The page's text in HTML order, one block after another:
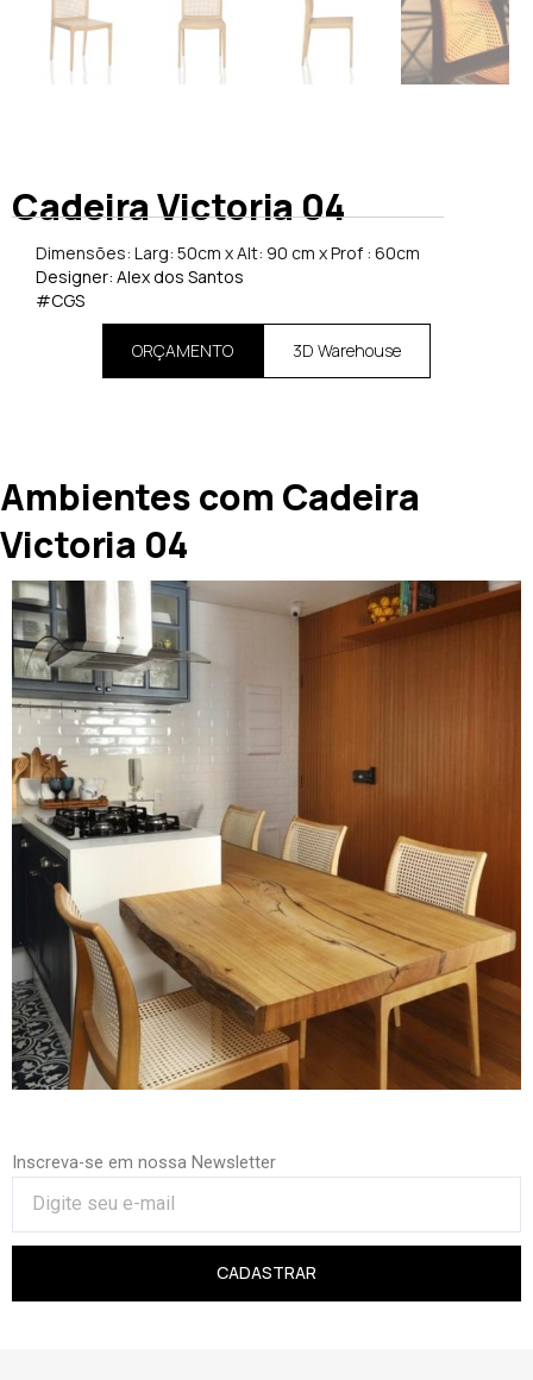
Cadeira Victoria 04
Dimensões: Larg: 50cm x Alt: 90 cm x Prof : 60cm
Designer: Alex dos Santos
#CGS
ORÇAMENTO 3D Warehouse
Ambientes com Cadeira
Victoria 04
Inscreva-se em nossa Newsletter
CADASTRAR